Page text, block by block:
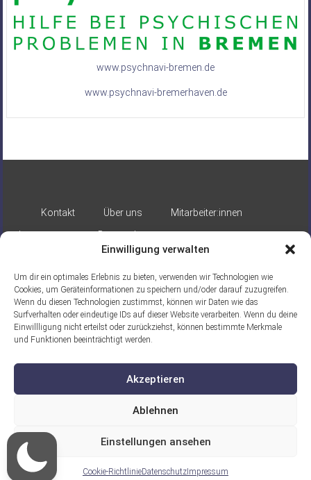
Einwilligung verwalten
Um dir ein optimales Erlebnis zu bieten, verwenden wir Technologien wie
Cookies, um Geräteinformationen zu speichern und/oder darauf zuzugreifen.
Wenn du diesen Technologien zustimmst, können wir Daten wie das
Surfverhalten oder eindeutige IDs auf dieser Website verarbeiten. Wenn du deine
Einwillligung nicht erteilst oder zurückziehst, können bestimmte Merkmale
und Funktionen beeinträchtigt werden.
Akzeptieren
Ablehnen
Einstellungen ansehen
Cookie-RichtlinieDatenschutz Impressum
www.psychnavi-bremen.de
www.psychnavi-bremerhaven.de
Kontakt Über uns
Mitarbeiter:innen
Impressum
Datenschutz
Gefördert durch:
Ein Projekt der ASB Seelische Gesundheit
gGmbH